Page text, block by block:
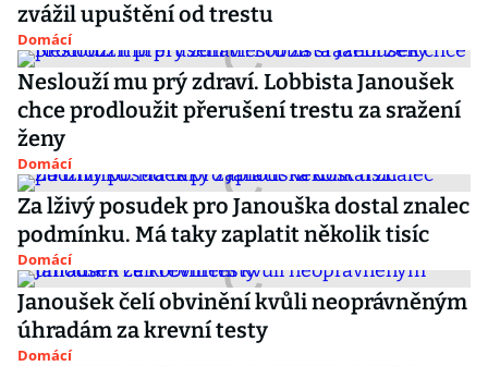
zvážil upuštění od trestu
Domácí
Neslouží mu prý zdraví. Lobbista Janoušek
chce prodloužit přerušení trestu za sražení
ženy
Domácí
Za lživý posudek pro Janouška dostal znalec
podmínku. Má taky zaplatit několik tisíc
Domácí
Janoušek čelí obvinění kvůli neoprávněným
úhradám za krevní testy
Domácí